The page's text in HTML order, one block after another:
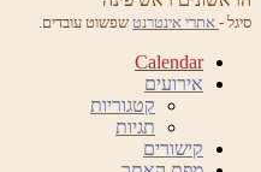
סיגל - אתרי אינטרנט שפשוט עובדים.
Calendar
אירועים
קטגוריות
תגיות
קישורים